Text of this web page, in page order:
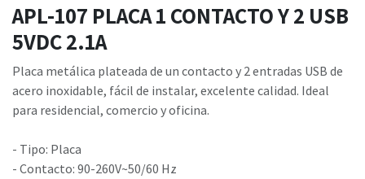
APL-107 PLACA 1 CONTACTO Y 2 USB
5VDC 2.1A
Placa metálica plateada de un contacto y 2 entradas USB de
acero inoxidable, fácil de instalar, excelente calidad. Ideal
para residencial, comercio y oficina.
- Tipo: Placa
- Contacto: 90-260V~50/60 Hz